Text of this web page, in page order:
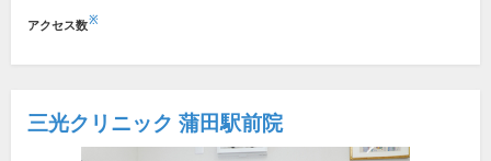
アクセス数※
三光クリニック 蒲田駅前院